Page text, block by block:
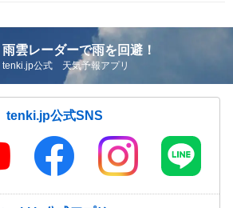
雨雲レーダーで雨を回避！
tenki.jp公式 天気予報アプリ
tenki.jp公式SNS